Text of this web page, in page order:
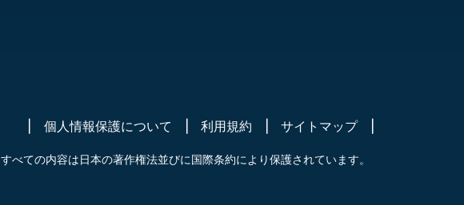
個人情報保護について 利用規約 サイトマップ
すべての内容は日本の著作権法並びに国際条約により保護されています。